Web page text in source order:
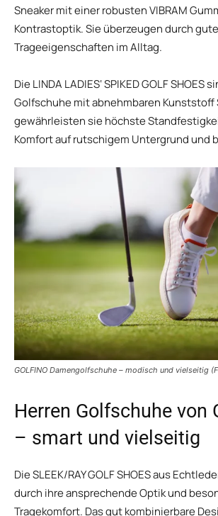
Sneaker mit einer robusten VIBRAM
Kontrastoptik. Sie überzeugen durch gute
Trageeigenschaften im Alltag.
Die LINDA LADIES‘ SPIKED GOLF
Golfschuhe mit abnehmbaren Kunststoff
gewährleisten sie höchste
Komfort auf rutschigem Untergrund und
GOLFINO Damengolfschuhe – modisch und vielseitig
Herren Golfschuhe von
– smart und vielseitig
Die SLEEK/RAY GOLF SHOES aus
durch ihre ansprechende Optik und
Tragekomfort. Das gut kombinierbare